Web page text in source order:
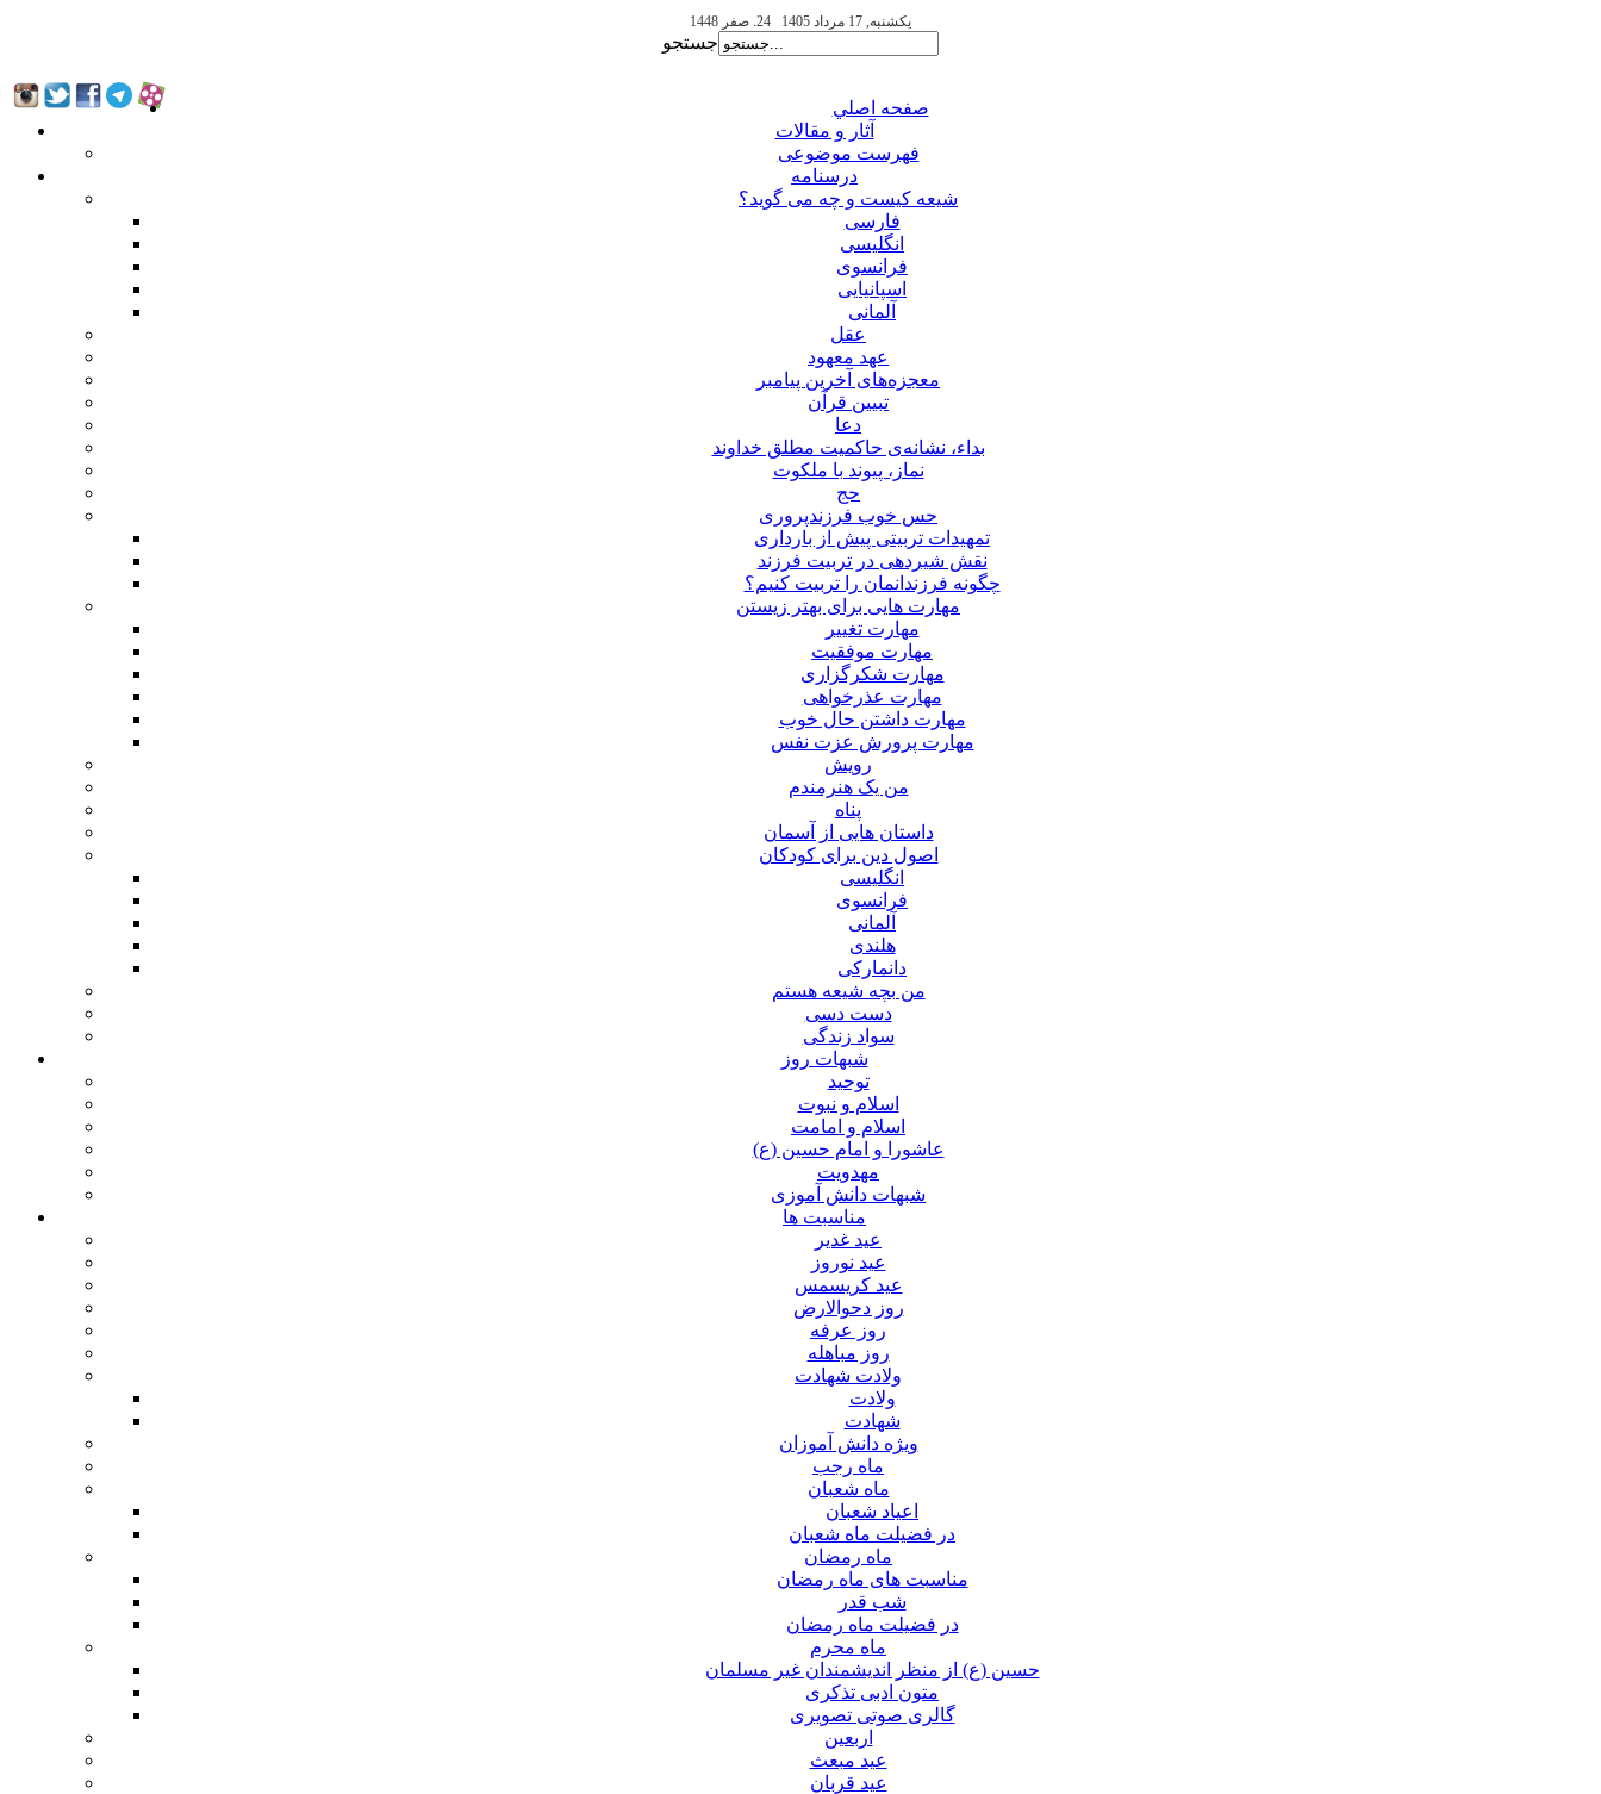
یکشنبه, 17 مرداد 1405
جستجو
صفحه اصلي
آثار و مقالات
فهرست موضوعی
درسنامه
شیعه کیست و چه می گوید؟
فارسی
انگلیسی
فرانسوی
اسپانیایی
آلمانی
عقل
عهد معهود
معجزه‌های آخرین پیامبر
تبيين قرآن
دعا
بداء، نشانه‌ی حاکمیت مطلق خداوند
نماز، پیوند با ملکوت
حج
حس خوب فرزندپروری
تمهیدات تربیتی پیش از بارداری
نقش شیردهی در تربیت فرزند
چگونه فرزندانمان را تربیت کنیم؟
مهارت هایی برای بهتر زیستن
مهارت تغییر
مهارت موفقیت
مهارت شکرگزاری
مهارت عذرخواهی
مهارت داشتن حال خوب
مهارت پرورش عزت نفس
رویش
من یک هنرمندم
پناه
داستان هایی از آسمان
اصول دین برای کودکان
انگلیسی
فرانسوی
آلمانی
هلندی
دانمارکی
من بچه شیعه هستم
دست دسی
سواد زندگی
شبهات روز
توحید
اسلام و نبوت
اسلام و امامت
عاشورا و امام حسین (ع)
مهدویت
شبهات دانش آموزی
مناسبت ها
عید غدير
عید نوروز
عید کریسمس
روز دحوالارض
روز عرفه
روز مباهله
ولادت شهادت
ولادت
شهادت
ویژه دانش آموزان
ماه رجب
ماه شعبان
اعیاد شعبان
در فضیلت ماه شعبان
ماه رمضان
مناسبت های ماه رمضان
شب قدر
در فضیلت ماه رمضان
ماه محرم
حسین (ع) از منظر اندیشمندان غیر مسلمان
متون ادبی تذکری
گالری صوتی تصویری
اربعین
عید مبعث
عید قربان